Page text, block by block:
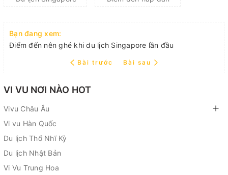
Bạn đang xem:
Điểm đến nên ghé khi du lịch Singapore lần đầu
Bài trước Bài sau
VI VU NƠI NÀO HOT
Vivu Châu Âu
Vi vu Hàn Quốc
Du lịch Thổ Nhĩ Kỳ
Du lịch Nhật Bản
Vi Vu Trung Hoa